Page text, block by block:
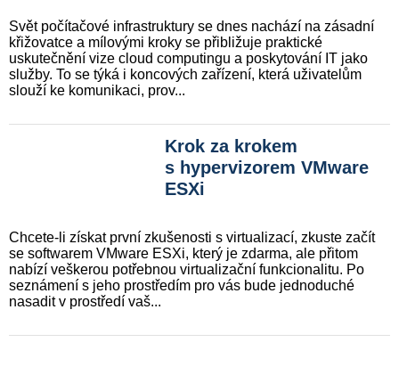
Svět počítačové infrastruktury se dnes nachází na zásadní
křižovatce a mílovými kroky se přibližuje praktické
uskutečnění vize cloud computingu a poskytování IT jako
služby. To se týká i koncových zařízení, která uživatelům
slouží ke komunikaci, prov...
Krok za krokem
s hypervizorem VMware
ESXi
Chcete-li získat první zkušenosti s virtualizací, zkuste začít
se softwarem VMware ESXi, který je zdarma, ale přitom
nabízí veškerou potřebnou virtualizační funkcionalitu. Po
seznámení s jeho prostředím pro vás bude jednoduché
nasadit v prostředí vaš...